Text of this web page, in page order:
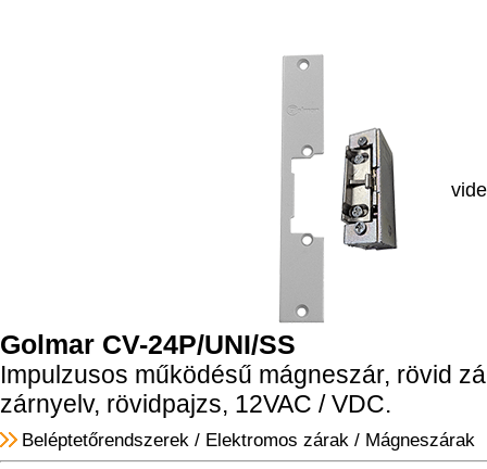
Golmar CV-24P/UNI/SS
Impulzusos működésű mágneszár, rövid
zárnyelv, rövidpajzs, 12VAC / VDC.
Beléptetőrendszerek / Elektromos zárak / Mágneszárak